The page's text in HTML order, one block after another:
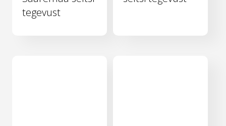
tegevust